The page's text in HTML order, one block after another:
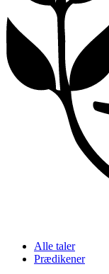
Alle taler
Prædikener